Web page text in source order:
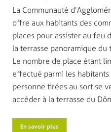
La Communauté
offre aux habitants des
places pour assister au feu
la terrasse panoramique du
Le nombre de place étant
effectué parmi les
personne tirées au sort se
accéder à la terrasse du
En savoir plus